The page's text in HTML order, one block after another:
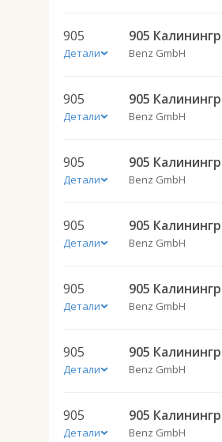
905
Детали Benz GmbH
905
Детали Benz GmbH
905
Детали Benz GmbH
905
Детали Benz GmbH
905
Детали Benz GmbH
905
Детали Benz GmbH
905
Детали Benz GmbH